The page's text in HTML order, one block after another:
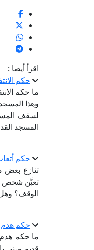
اقرأ أيضا :
حكم
ما حكم
وهذا
لسقف
المسجد
حكم
تنازع بعض
تعيَّن شخص
الوقف؟
حكم هدم
ما حكم